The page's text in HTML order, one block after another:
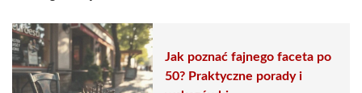
Jak poznać fajnego faceta po
50? Praktyczne porady i